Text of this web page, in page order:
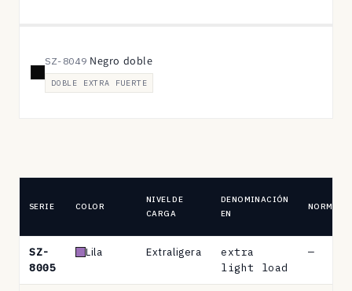
SZ-8049 Negro doble
DOBLE EXTRA FUERTE
Las
ocho
series
SERIE COLOR
NIVEL DE
CARGA
DENOMINACIÓN
EN
NORMA
SZ-
8005
Lila Extraligera
extra
light load
—